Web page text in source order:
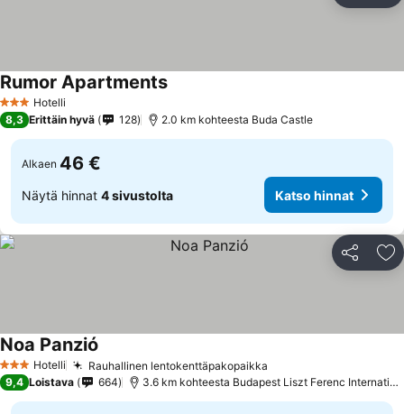
3 Tähtiluokitus
Hotelli
Rumor Apartments
8,3 Erittäin hyvä 128 2.0 km kohteesta Buda Castle
Alkaen 46 €
Näytä hinnat 4 sivustolta Katso hinnat
Jaa
3 Tähtiluokitus
Hotelli Rauhallinen lentokenttäpakopaikka
Noa Panzió
9,4 Loistava 664 3.6 km kohteesta Budapest Liszt Ferenc International Airport